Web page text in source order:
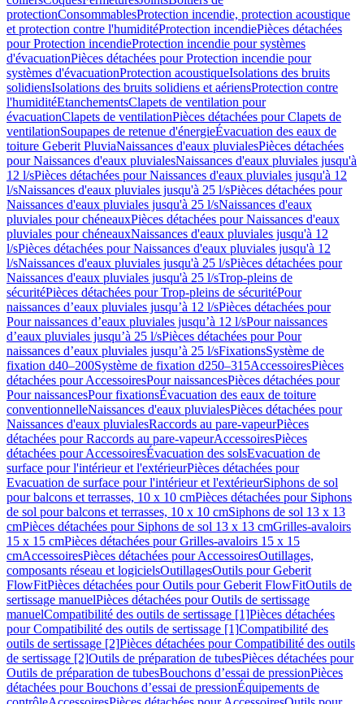
protectionConsommablesProtection incendie, protection acoustique
et protection contre l'humiditéProtection incendiePièces détachées
pour Protection incendieProtection incendie pour systèmes
d'évacuationPièces détachées pour Protection incendie pour
systèmes d'évacuationProtection acoustiqueIsolations des bruits
solidiensIsolations des bruits solidiens et aériensProtection contre
l'humiditéEtanchementsClapets de ventilation pour
évacuationClapets de ventilationPièces détachées pour Clapets de
ventilationSoupapes de retenue d'énergieÉvacuation des eaux de
toiture Geberit PluviaNaissances d'eaux pluvialesPièces détachées
pour Naissances d'eaux pluvialesNaissances d'eaux pluviales jusqu'à
12 l/sPièces détachées pour Naissances d'eaux pluviales jusqu'à 12
l/sNaissances d'eaux pluviales jusqu'à 25 l/sPièces détachées pour
Naissances d'eaux pluviales jusqu'à 25 l/sNaissances d'eaux
pluviales pour chéneauxPièces détachées pour Naissances d'eaux
pluviales pour chéneauxNaissances d'eaux pluviales jusqu'à 12
l/sPièces détachées pour Naissances d'eaux pluviales jusqu'à 12
l/sNaissances d'eaux pluviales jusqu'à 25 l/sPièces détachées pour
Naissances d'eaux pluviales jusqu'à 25 l/sTrop-pleins de
sécuritéPièces détachées pour Trop-pleins de sécuritéPour
naissances d’eaux pluviales jusqu’à 12 l/sPièces détachées pour
Pour naissances d’eaux pluviales jusqu’à 12 l/sPour naissances
d’eaux pluviales jusqu’à 25 l/sPièces détachées pour Pour
naissances d’eaux pluviales jusqu’à 25 l/sFixationsSystème de
fixation d40–200Système de fixation d250–315AccessoiresPièces
détachées pour AccessoiresPour naissancesPièces détachées pour
Pour naissancesPour fixationsÉvacuation des eaux de toiture
conventionnelleNaissances d'eaux pluvialesPièces détachées pour
Naissances d'eaux pluvialesRaccords au pare-vapeurPièces
détachées pour Raccords au pare-vapeurAccessoiresPièces
détachées pour AccessoiresÉvacuation des solsEvacuation de
surface pour l'intérieur et l'extérieurPièces détachées pour
Evacuation de surface pour l'intérieur et l'extérieurSiphons de sol
pour balcons et terrasses, 10 x 10 cmPièces détachées pour Siphons
de sol pour balcons et terrasses, 10 x 10 cmSiphons de sol 13 x 13
cmPièces détachées pour Siphons de sol 13 x 13 cmGrilles-avaloirs
15 x 15 cmPièces détachées pour Grilles-avaloirs 15 x 15
cmAccessoiresPièces détachées pour AccessoiresOutillages,
composants réseau et logicielsOutillagesOutils pour Geberit
FlowFitPièces détachées pour Outils pour Geberit FlowFitOutils de
sertissage manuelPièces détachées pour Outils de sertissage
manuelCompatibilité des outils de sertissage [1]Pièces détachées
pour Compatibilité des outils de sertissage [1]Compatibilité des
outils de sertissage [2]Pièces détachées pour Compatibilité des outils
de sertissage [2]Outils de préparation de tubesPièces détachées pour
Outils de préparation de tubesBouchons d’essai de pressionPièces
détachées pour Bouchons d’essai de pressionÉquipements de